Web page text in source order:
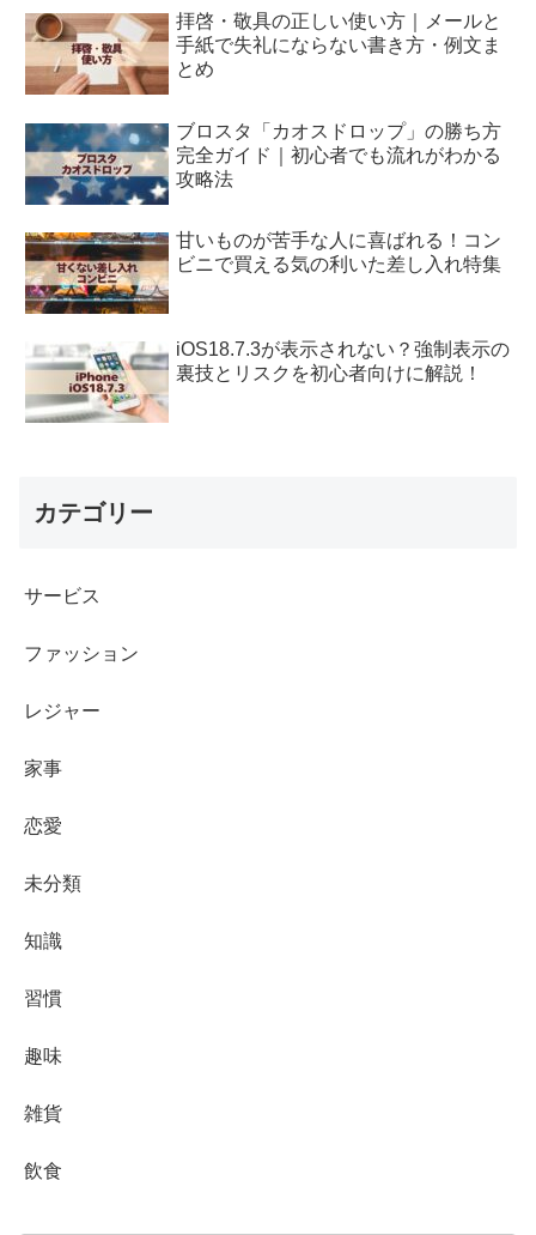
拝啓・敬具の正しい使い方｜メールと
手紙で失礼にならない書き方・例文ま
とめ
ブロスタ「カオスドロップ」の勝ち方
完全ガイド｜初心者でも流れがわかる
攻略法
甘いものが苦手な人に喜ばれる！コン
ビニで買える気の利いた差し入れ特集
iOS18.7.3が表示されない？強制表示の
裏技とリスクを初心者向けに解説！
カテゴリー
サービス
ファッション
レジャー
家事
恋愛
未分類
知識
習慣
趣味
雑貨
飲食